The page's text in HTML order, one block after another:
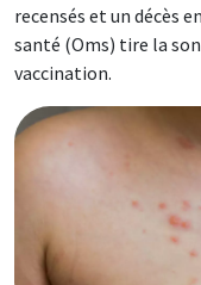
recensés et un décès
santé (Oms) tire la
vaccination.
Image